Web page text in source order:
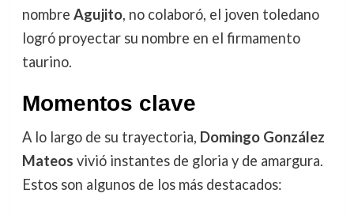
nombre Agujito, no colaboró, el joven toledano
logró proyectar su nombre en el firmamento
taurino.
Momentos clave
A lo largo de su trayectoria, Domingo González
Mateos vivió instantes de gloria y de amargura.
Estos son algunos de los más destacados: